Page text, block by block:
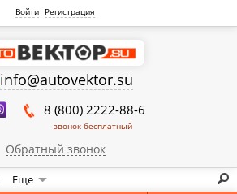
Войти Регистрация
info@autovektor.su
8 (800) 2222-88-6
звонок бесплатный
Обратный звонок
Еще